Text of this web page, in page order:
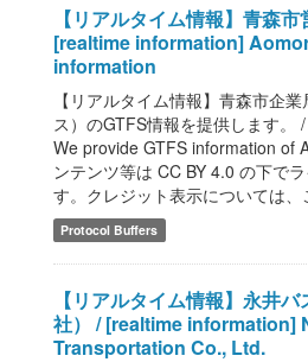
【リアルタイム情報】青森
[realtime information]
information
【リアルタイム情報】青森市企
ス）のGTFS情報を提供します。
We provide GTFS information of
ンテンツ等は CC BY 4.0 の下で
す。クレジット表示については、
Protocol Buffers
【リアルタイム情報】永井
社） / [realtime information]
Transportation Co., Ltd.